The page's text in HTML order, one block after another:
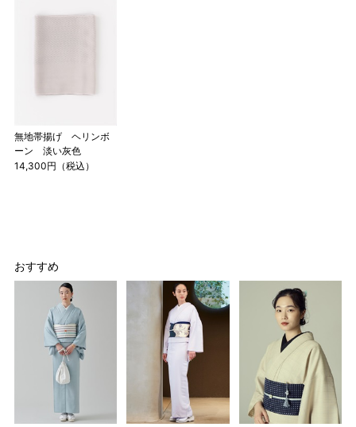
M
LW ～105cm
4尺4寸
LL ～98cm
169cm
4尺4寸5分
1 寸法は鯨尺（くじらじゃく）寸法です。もともと鯨のひげ
で作られた道具で測っていたので鯨尺と言います。
無地帯揚げ ヘリンボ
ーン 淡い灰色
14,300円（税込）
おすすめ